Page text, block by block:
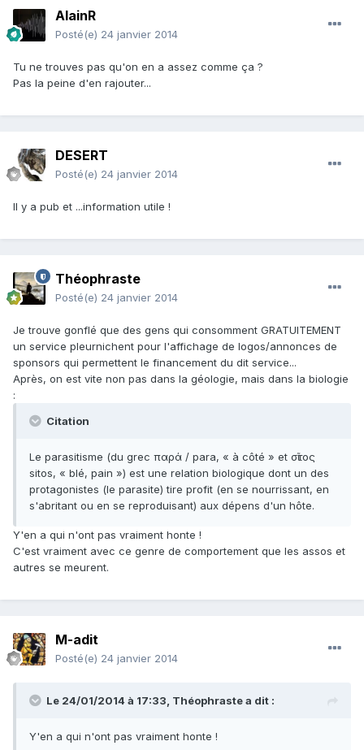
AlainR
Posté(e) 24 janvier 2014
Tu ne trouves pas qu'on en a assez comme ça ?
Pas la peine d'en rajouter...
DESERT
Posté(e) 24 janvier 2014
Il y a pub et ...information utile !
Théophraste
Posté(e) 24 janvier 2014
Je trouve gonflé que des gens qui consomment GRATUITEMENT
un service pleurnichent pour l'affichage de logos/annonces de
sponsors qui permettent le financement du dit service...
Après, on est vite non pas dans la géologie, mais dans la biologie
:
Citation
Le parasitisme (du grec παρά / para, « à côté » et σῖτος
sitos, « blé, pain ») est une relation biologique dont un des
protagonistes (le parasite) tire profit (en se nourrissant, en
s'abritant ou en se reproduisant) aux dépens d'un hôte.
Y'en a qui n'ont pas vraiment honte !
C'est vraiment avec ce genre de comportement que les assos et
autres se meurent.
M-adit
Posté(e) 24 janvier 2014
Le 24/01/2014 à 17:33, Théophraste a dit :
Y'en a qui n'ont pas vraiment honte !